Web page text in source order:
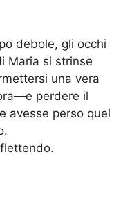
debole, gli occhi
Maria si strinse
una vera
perdere il
avesse perso quel